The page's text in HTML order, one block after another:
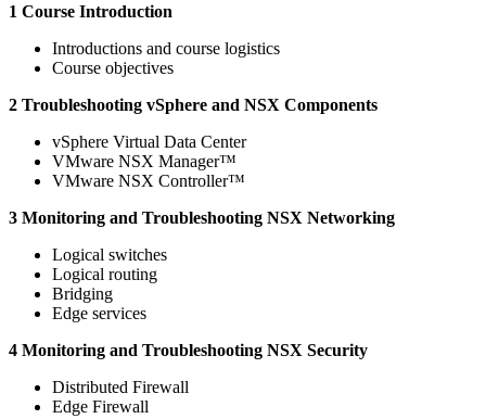
1 Course Introduction
Introductions and course logistics
Course objectives
2 Troubleshooting vSphere and NSX Components
vSphere Virtual Data Center
VMware NSX Manager™
VMware NSX Controller™
3 Monitoring and Troubleshooting NSX Networking
Logical switches
Logical routing
Bridging
Edge services
4 Monitoring and Troubleshooting NSX Security
Distributed Firewall
Edge Firewall